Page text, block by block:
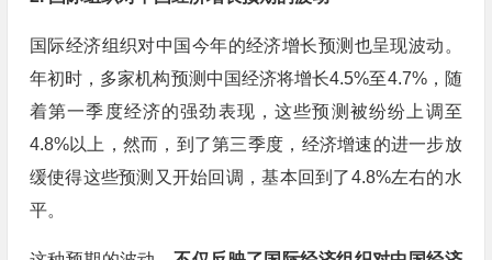
国际经济组织对中国今年的经济增长预测也呈现波动。
年初时，多家机构预测中国经济将增长4.5%至4.7%，随
着第一季度经济的强劲表现，这些预测被纷纷上调至
4.8%以上，然而，到了第三季度，经济增速的进一步放
缓使得这些预测又开始回调，基本回到了4.8%左右的水
平。